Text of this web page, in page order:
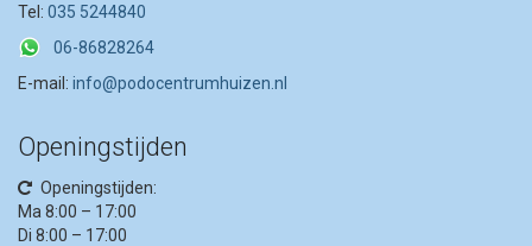
Tel: 035 5244840
06-86828264
E-mail: info@podocentrumhuizen.nl
Openingstijden
Openingstijden:
Ma 8:00 – 17:00
Di 8:00 – 17:00